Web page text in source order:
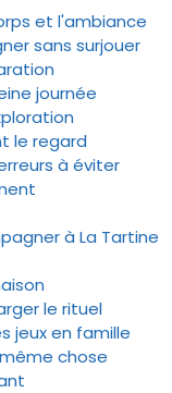
et l'ambiance
sans surjouer
journée
le regard
à éviter
à La Tartine
le rituel
jeux en famille
chose